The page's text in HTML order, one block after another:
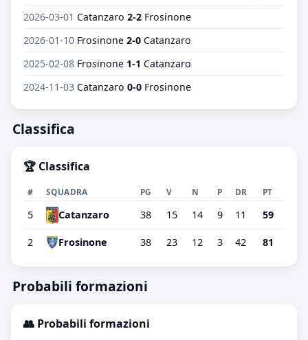
2026-03-01 Catanzaro 2-2 Frosinone
2026-01-10 Frosinone 2-0 Catanzaro
2025-02-08 Frosinone 1-1 Catanzaro
2024-11-03 Catanzaro 0-0 Frosinone
Classifica
🏆 Classifica
# SQUADRA PG V N P DR PT
5 Catanzaro 38 15 14 9 11 59
2 Frosinone 38 23 12 3 42 81
Probabili formazioni
👥 Probabili formazioni